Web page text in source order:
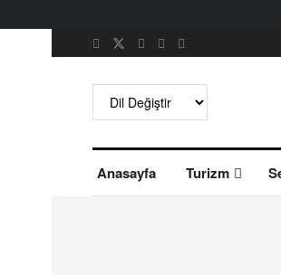
Anasayfa Turizm